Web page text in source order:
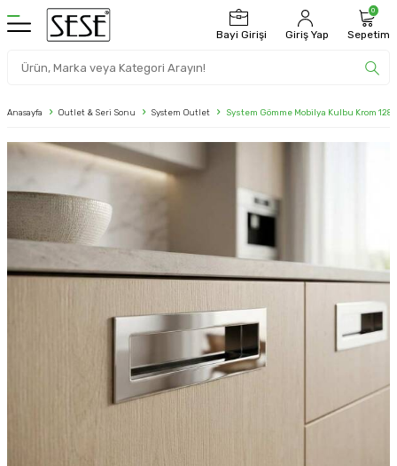
Bayi Girişi Giriş Yap
0
Sepetim
Anasayfa Outlet & Seri Sonu System Outlet System Gömme Mobilya Kulbu Krom